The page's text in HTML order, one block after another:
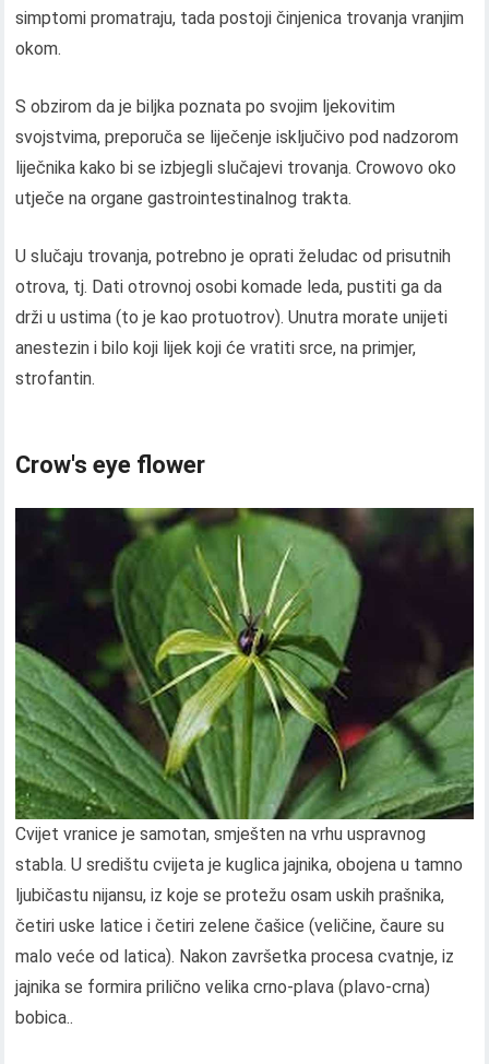
simptomi promatraju, tada postoji činjenica trovanja vranjim
okom.
S obzirom da je biljka poznata po svojim ljekovitim
svojstvima, preporuča se liječenje isključivo pod nadzorom
liječnika kako bi se izbjegli slučajevi trovanja. Crowovo oko
utječe na organe gastrointestinalnog trakta.
U slučaju trovanja, potrebno je oprati želudac od prisutnih
otrova, tj. Dati otrovnoj osobi komade leda, pustiti ga da
drži u ustima (to je kao protuotrov). Unutra morate unijeti
anestezin i bilo koji lijek koji će vratiti srce, na primjer,
strofantin.
Crow's eye flower
Cvijet vranice je samotan, smješten na vrhu uspravnog
stabla. U središtu cvijeta je kuglica jajnika, obojena u tamno
ljubičastu nijansu, iz koje se protežu osam uskih prašnika,
četiri uske latice i četiri zelene čašice (veličine, čaure su
malo veće od latica). Nakon završetka procesa cvatnje, iz
jajnika se formira prilično velika crno-plava (plavo-crna)
bobica..